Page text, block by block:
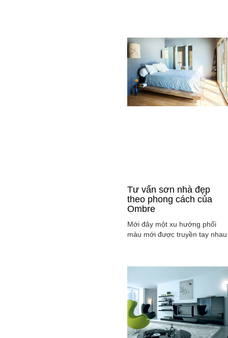
Tư vấn sơn nhà đẹp
theo phong cách của
Ombre
Mới đây một xu hướng phối
màu mới được truyền tay nhau
Ombre, cách phối màu sắc tinh
tế sao cho màu sắc chuyển
từ tông nhạt sang đậm, từ
sang tối hay ngược lại. Cùng
tìm hiểu phong các này qua
việc ...